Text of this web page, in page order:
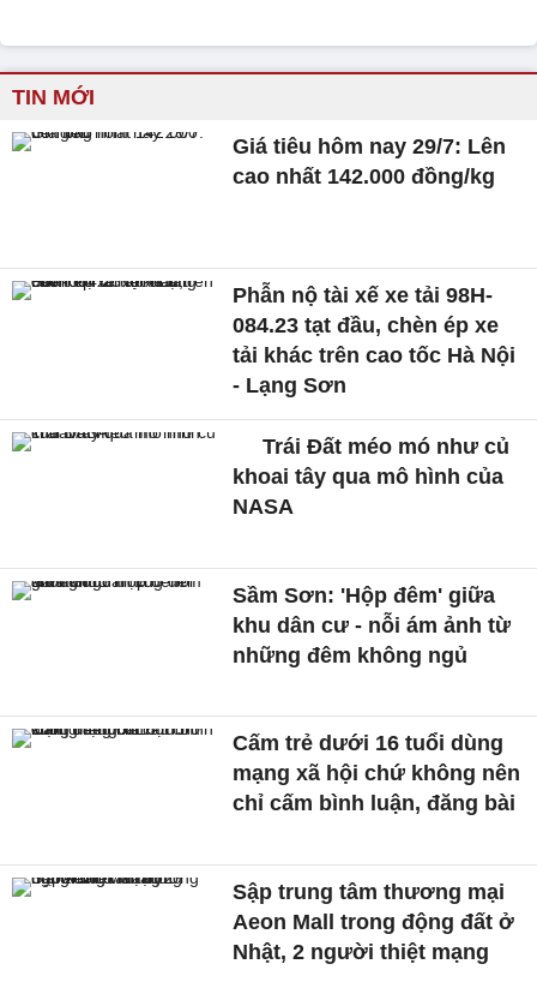
TIN MỚI
Giá tiêu hôm nay 29/7: Lên
cao nhất 142.000 đồng/kg
Phẫn nộ tài xế xe tải 98H-
084.23 tạt đầu, chèn ép xe
tải khác trên cao tốc Hà Nội
- Lạng Sơn
Trái Đất méo mó như củ
khoai tây qua mô hình của
NASA
Sầm Sơn: 'Hộp đêm' giữa
khu dân cư - nỗi ám ảnh từ
những đêm không ngủ
Cấm trẻ dưới 16 tuổi dùng
mạng xã hội chứ không nên
chỉ cấm bình luận, đăng bài
Sập trung tâm thương mại
Aeon Mall trong động đất ở
Nhật, 2 người thiệt mạng